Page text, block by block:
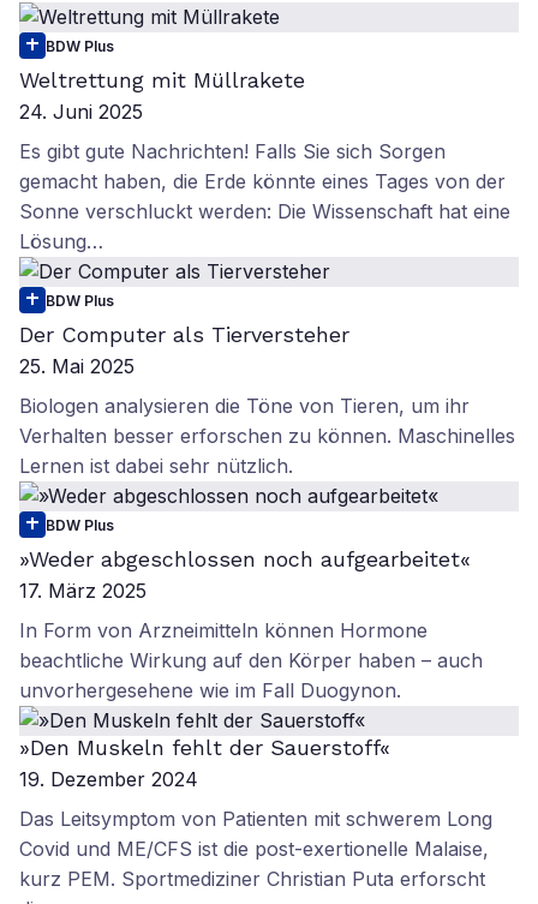
BDW Plus
Weltrettung mit Müllrakete
24. Juni 2025
Es gibt gute Nachrichten! Falls Sie sich Sorgen
gemacht haben, die Erde könnte eines Tages von der
Sonne verschluckt werden: Die Wissenschaft hat eine
Lösung…
BDW Plus
Der Computer als Tierversteher
25. Mai 2025
Biologen analysieren die Töne von Tieren, um ihr
Verhalten besser erforschen zu können. Maschinelles
Lernen ist dabei sehr nützlich.
BDW Plus
»Weder abgeschlossen noch aufgearbeitet«
17. März 2025
In Form von Arzneimitteln können Hormone
beachtliche Wirkung auf den Körper haben – auch
unvorhergesehene wie im Fall Duogynon.
»Den Muskeln fehlt der Sauerstoff«
19. Dezember 2024
Das Leitsymptom von Patienten mit schwerem Long
Covid und ME/CFS ist die post-exertionelle Malaise,
kurz PEM. Sportmediziner Christian Puta erforscht